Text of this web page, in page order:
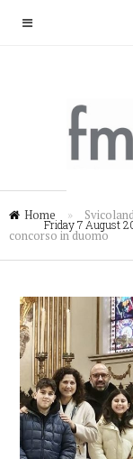
Friday 7 August
Home »
concorso in duomo